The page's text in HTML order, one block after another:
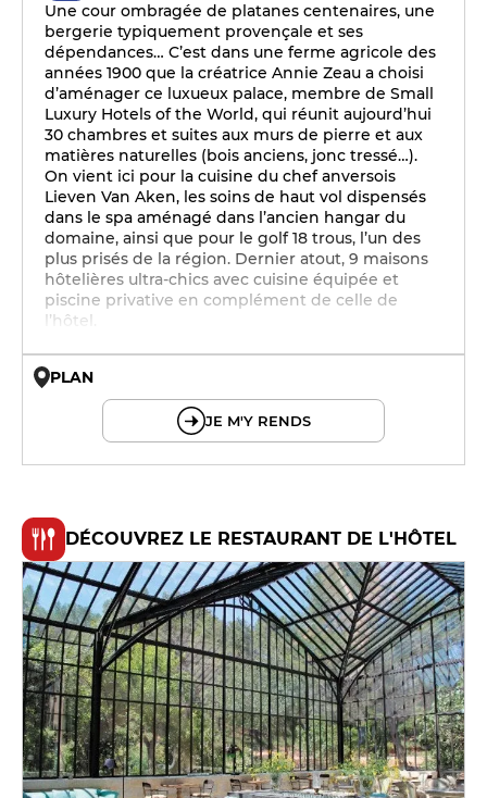
Une cour ombragée de platanes centenaires, une
bergerie typiquement provençale et ses
dépendances… C’est dans une ferme agricole des
années 1900 que la créatrice Annie Zeau a choisi
d’aménager ce luxueux palace, membre de Small
Luxury Hotels of the World, qui réunit aujourd’hui
30 chambres et suites aux murs de pierre et aux
matières naturelles (bois anciens, jonc tressé…).
On vient ici pour la cuisine du chef anversois
Lieven Van Aken, les soins de haut vol dispensés
dans le spa aménagé dans l’ancien hangar du
domaine, ainsi que pour le golf 18 trous, l’un des
plus prisés de la région. Dernier atout, 9 maisons
hôtelières ultra-chics avec cuisine équipée et
piscine privative en complément de celle de
l’hôtel.
PLAN
JE M'Y RENDS
DÉCOUVREZ LE RESTAURANT DE L'HÔTEL